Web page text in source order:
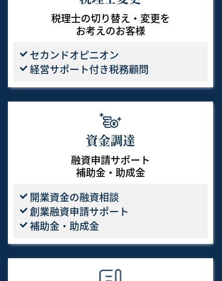
税理士の切り替え・変更を
お考えのお客様
セカンドオピニオン
経営サポート付き税務顧問
資金調達
融資申請サポート
補助金・助成金
開業資金の融資相談
創業融資申請サポート
補助金・助成金